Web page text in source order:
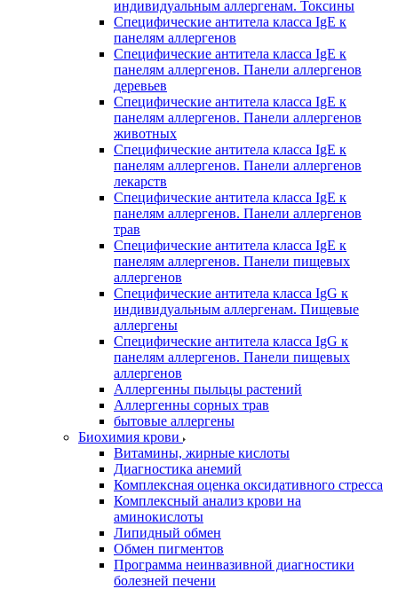
индивидуальным аллергенам. Токсины
Специфические антитела класса IgE к
панелям аллергенов
Специфические антитела класса IgE к
панелям аллергенов. Панели аллергенов
деревьев
Специфические антитела класса IgE к
панелям аллергенов. Панели аллергенов
животных
Специфические антитела класса IgE к
панелям аллергенов. Панели аллергенов
лекарств
Специфические антитела класса IgE к
панелям аллергенов. Панели аллергенов
трав
Специфические антитела класса IgE к
панелям аллергенов. Панели пищевых
аллергенов
Специфические антитела класса IgG к
индивидуальным аллергенам. Пищевые
аллергены
Специфические антитела класса IgG к
панелям аллергенов. Панели пищевых
аллергенов
Аллергенны пыльцы растений
Аллергенны сорных трав
бытовые аллергены
Биохимия крови
Витамины, жирные кислоты
Диагностика анемий
Комплексная оценка оксидативного стресса
Комплексный анализ крови на
аминокислоты
Липидный обмен
Обмен пигментов
Программа неинвазивной диагностики
болезней печени